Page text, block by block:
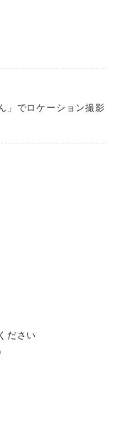
」でロケーション撮影
ださい